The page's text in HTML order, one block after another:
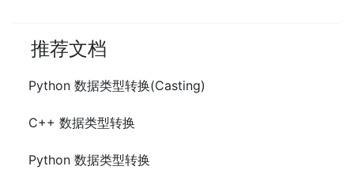
推荐文档
Python 数据类型转换(Casting)
C++ 数据类型转换
Python 数据类型转换